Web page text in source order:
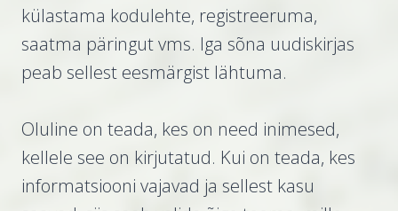
külastama kodulehte, registreeruma,
saatma päringut vms. Iga sõna uudiskirjas
peab sellest eesmärgist lähtuma.
Oluline on teada, kes on need inimesed,
kellele see on kirjutatud. Kui on teada, kes
informatsiooni vajavad ja sellest kasu